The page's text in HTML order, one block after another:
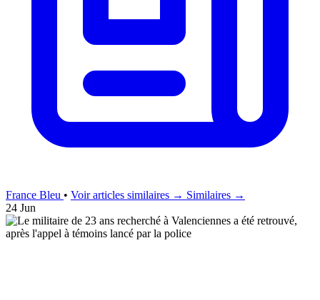
France Bleu • Voir articles similaires → Similaires →
24 Jun